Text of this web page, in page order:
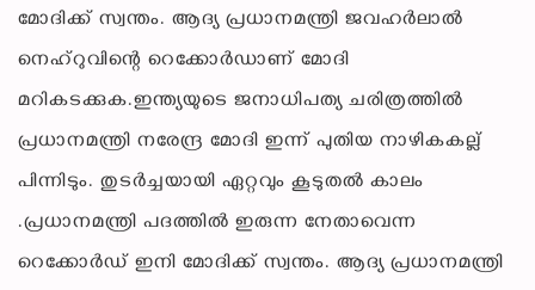
മോദിക്ക് സ്വന്തം. ആദ്യ പ്രധാനമന്ത്രി ജവഹര്‍ലാല്‍
നെഹ്റുവിന്റെ റെക്കോര്‍ഡാണ് മോദി
മറികടക്കുക.ഇന്ത്യയുടെ ജനാധിപത്യ ചരിത്രത്തില്‍
പ്രധാനമന്ത്രി നരേന്ദ്ര മോദി ഇന്ന് പുതിയ നാഴികകല്ല്
പിന്നിടും. തുടര്‍ച്ചയായി ഏറ്റവും കൂടുതല്‍ കാലം
.പ്രധാനമന്ത്രി പദത്തില്‍ ഇരുന്ന നേതാവെന്ന
റെക്കോര്‍ഡ് ഇനി മോദിക്ക് സ്വന്തം. ആദ്യ പ്രധാനമന്ത്രി